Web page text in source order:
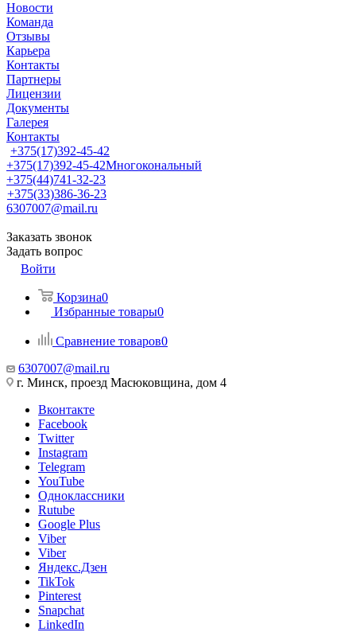
Новости
Команда
Отзывы
Карьера
Контакты
Партнеры
Лицензии
Документы
Галерея
Контакты
+375(17)392-45-42
+375(17)392-45-42Многокональный
+375(44)741-32-23
+375(33)386-36-23
6307007@mail.ru
Заказать звонок
Задать вопрос
Войти
Корзина0
Избранные товары0
Сравнение товаров0
6307007@mail.ru
г. Минск, проезд Масюковщина, дом 4
Вконтакте
Facebook
Twitter
Instagram
Telegram
YouTube
Одноклассники
Rutube
Google Plus
Viber
Viber
Яндекс.Дзен
TikTok
Pinterest
Snapchat
LinkedIn